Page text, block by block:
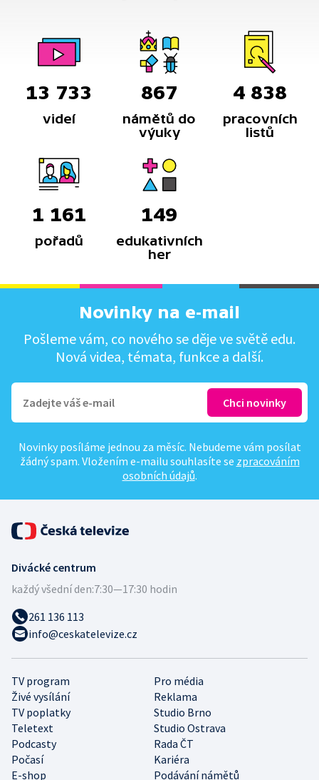
13 733
videí
867
námětů do
výuky
4 838
pracovních
listů
1 161
pořadů
149
edukativních
her
Novinky na e-mail
Pošleme vám, co nového se děje ve světě edu.
Nová videa, témata, funkce a další.
Novinky posíláme jednou za měsíc. Nebudeme vám posílat
žádný spam. Vložením e-mailu souhlasíte se zpracováním
osobních údajů.